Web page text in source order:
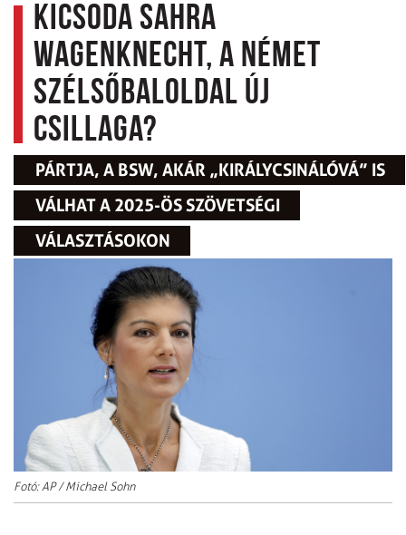
Kicsoda Sahra
Wagenknecht, a német
szélsőbaloldal új
csillaga?
PÁRTJA, A BSW, AKÁR „KIRÁLYCSINÁLÓVÁ” IS
VÁLHAT A 2025-ÖS SZÖVETSÉGI
VÁLASZTÁSOKON
Fotó: AP / Michael Sohn